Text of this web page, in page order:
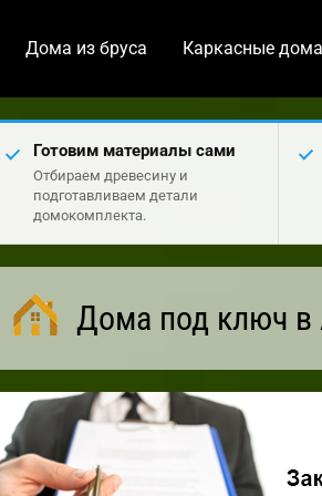
Дома из бруса Каркасные дома
Готовим материалы сами
Отбираем древесину и
подготавливаем детали
домокомплекта.
Дома под ключ в